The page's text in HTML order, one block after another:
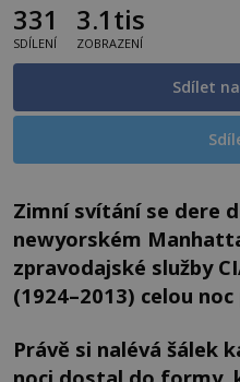
331
SDÍLENÍ
3.1tis
ZOBRAZENÍ
Sdílet
Zimní svítání se dere
newyorském
zpravodajské služby
(1924–2013) celou
Právě si nalévá šálek